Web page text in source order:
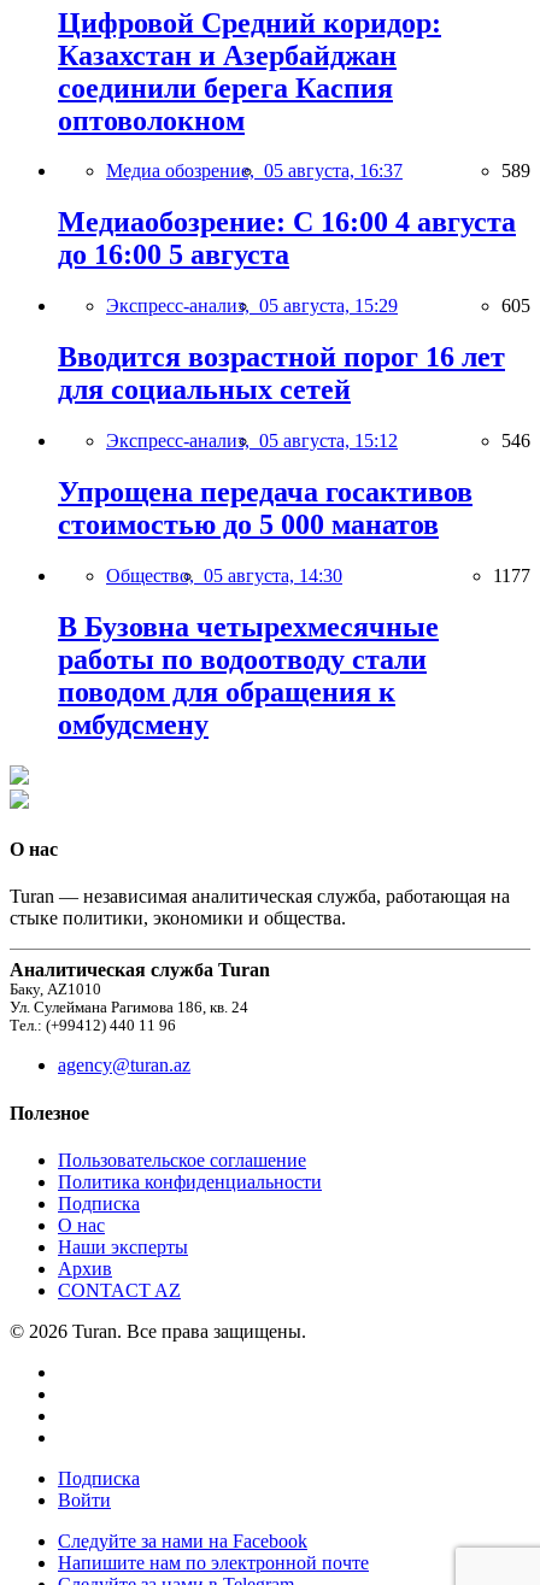
Цифровой Средний коридор:
Казахстан и Азербайджан
соединили берега Каспия
оптоволокном
Медиа обозрение, 05 августа, 16:37 589
Медиаобозрение: С 16:00 4 августа
до 16:00 5 августа
Экспресс-анализ, 05 августа, 15:29 605
Вводится возрастной порог 16 лет
для социальных сетей
Экспресс-анализ, 05 августа, 15:12 546
Упрощена передача госактивов
стоимостью до 5 000 манатов
Общество, 05 августа, 14:30 1177
В Бузовна четырехмесячные
работы по водоотводу стали
поводом для обращения к
омбудсмену
О нас
Turan — независимая аналитическая служба, работающая на
стыке политики, экономики и общества.
Аналитическая служба Turan
Баку, AZ1010
Ул. Сулеймана Рагимова 186, кв. 24
Тел.: (+99412) 440 11 96
agency@turan.az
Полезное
Пользовательское соглашение
Политика конфиденциальности
Подписка
О нас
Наши эксперты
Архив
CONTACT AZ
© 2026 Turan. Все права защищены.
Подписка
Войти
Следуйте за нами на Facebook
Напишите нам по электронной почте